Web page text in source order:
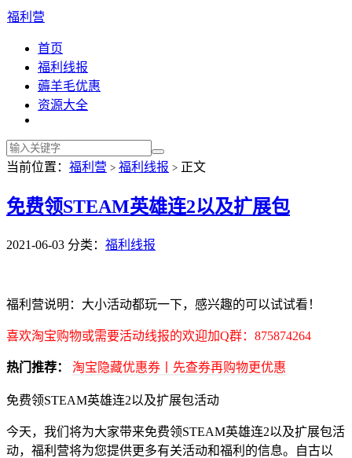
福利营
首页
福利线报
薅羊毛优惠
资源大全
当前位置： 福利营 > 福利线报 > 正文
免费领STEAM英雄连2以及扩展包
2021-06-03 分类： 福利线报
福利营说明：大小活动都玩一下，感兴趣的可以试试看！
喜欢淘宝购物或需要活动线报的欢迎加Q群：875874264
热门推荐： 淘宝隐藏优惠券丨先查券再购物更优惠
免费领STEAM英雄连2以及扩展包活动
今天，我们将为大家带来免费领STEAM英雄连2以及扩展包活
动，福利营将为您提供更多有关活动和福利的信息。自古以